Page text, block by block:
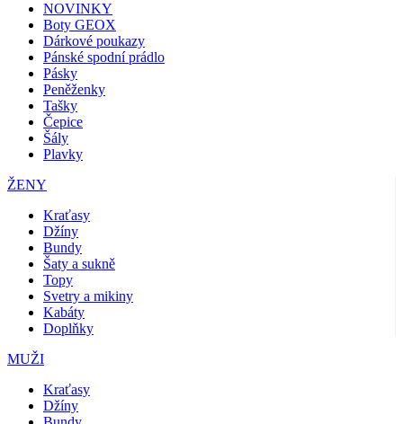
NOVINKY
Boty GEOX
Dárkové poukazy
Pánské spodní prádlo
Pásky
Peněženky
Tašky
Čepice
Šály
Plavky
ŽENY
Kraťasy
Džíny
Bundy
Šaty a sukně
Topy
Svetry a mikiny
Kabáty
Doplňky
MUŽI
Kraťasy
Džíny